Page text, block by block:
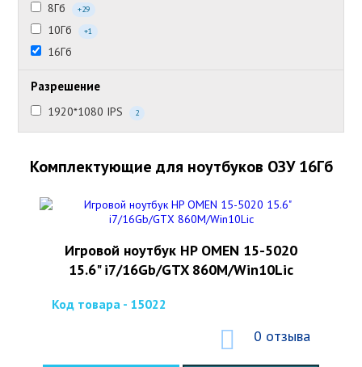
8Гб +29
10Гб +1
16Гб
Разрешение
1920*1080 IPS 2
Комплектующие для ноутбуков ОЗУ 16Гб
Игровой ноутбук HP OMEN 15-5020
15.6" i7/16Gb/GTX 860M/Win10Lic
Код товара - 15022
0 отзыва